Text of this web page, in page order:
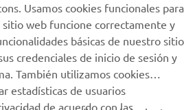
of hub-mounted drive units for
bicycles
Usamos cookies funcionales para
web funcione correctamente y
básicas de nuestro sitio
credenciales de inicio de sesión y
También utilizamos cookies
estadísticas de usuarios
de acuerdo con las